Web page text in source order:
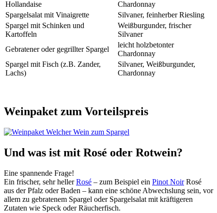
Hollandaise
Chardonnay
Spargelsalat mit Vinaigrette
Silvaner, feinherber Riesling
Spargel mit Schinken und
Kartoffeln
Weißburgunder, frischer
Silvaner
Gebratener oder gegrillter Spargel
leicht holzbetonter
Chardonnay
Spargel mit Fisch (z.B. Zander,
Lachs)
Silvaner, Weißburgunder,
Chardonnay
Weinpaket zum Vorteilspreis
Und was ist mit Rosé oder Rotwein?
Eine spannende Frage!
Ein frischer, sehr hellerRosé – zum Beispiel ein Pinot NoirRosé
aus der Pfalz oder Baden – kann eine schöne Abwechslung sein, vor
allem zu gebratenem Spargel oder Spargelsalat mit kräftigeren
Zutaten wie Speck oder Räucherfisch.